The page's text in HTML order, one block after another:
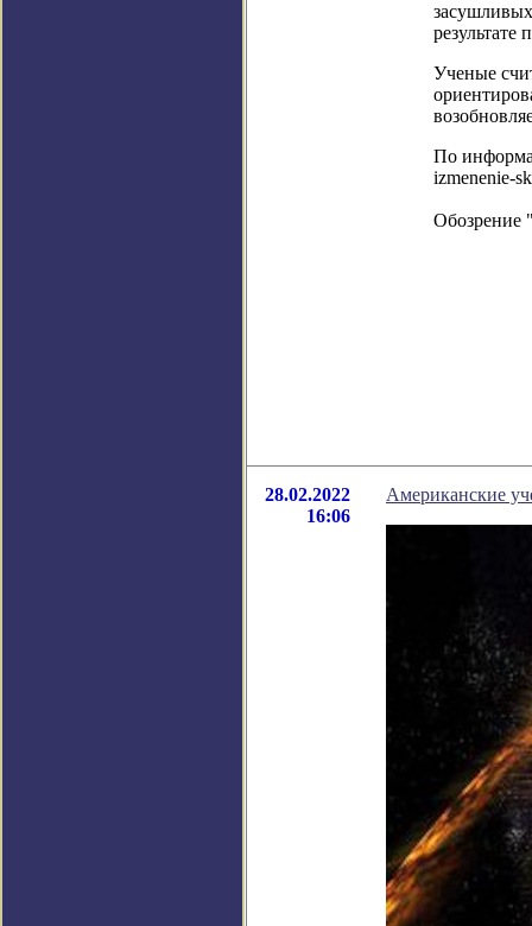
результате
Ученые
По
izmenenie-
Обозрение
28.02.2022
16:06
Американские